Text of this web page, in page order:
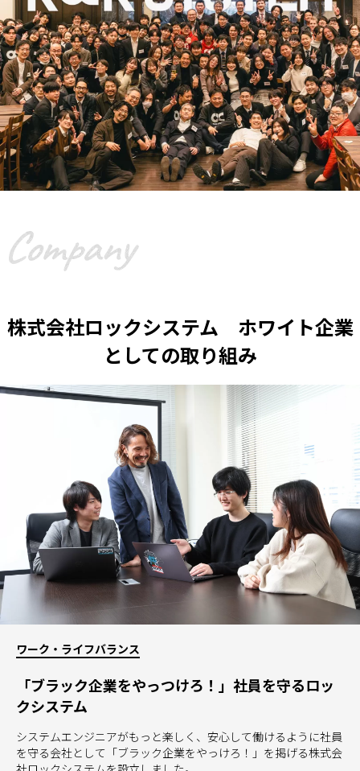
株式会社ロックシステム ホワイト企業
としての取り組み
ワーク・ライフバランス
「ブラック企業をやっつけろ！」社員を守るロッ
クシステム
システムエンジニアがもっと楽しく、安心して働けるように社員
を守る会社として「ブラック企業をやっけろ！」を掲げる株式会